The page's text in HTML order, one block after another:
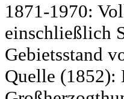
1871-1970:
einschließlich
Gebietsstand
Quelle (1852):